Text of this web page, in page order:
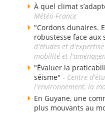
À quel climat
Météo-France
"Cordons dunaires.
robustesse face
d'études et
mobilité et
"Évaluer la
séisme" - Centre
l'environnement, la
En Guyane, une
plus mouvants au